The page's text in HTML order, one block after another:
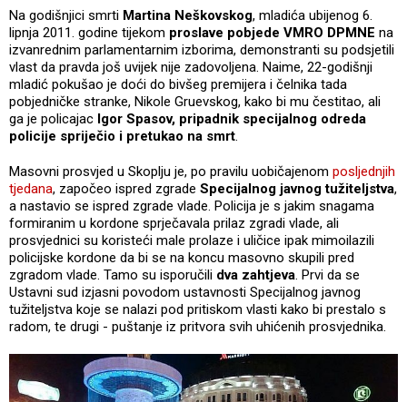
Na godišnjici smrti Martina Neškovskog, mladića ubijenog 6.
lipnja 2011. godine tijekom proslave pobjede VMRO DPMNE na
izvanrednim parlamentarnim izborima, demonstranti su podsjetili
vlast da pravda još uvijek nije zadovoljena. Naime, 22-godišnji
mladić pokušao je doći do bivšeg premijera i čelnika tada
pobjedničke stranke, Nikole Gruevskog, kako bi mu čestitao, ali
ga je policajac Igor Spasov, pripadnik specijalnog odreda
policije spriječio i pretukao na smrt.
Masovni prosvjed u Skoplju je, po pravilu uobičajenom posljednjih
tjedana, započeo ispred zgrade Specijalnog javnog tužiteljstva,
a nastavio se ispred zgrade vlade. Policija je s jakim snagama
formiranim u kordone sprječavala prilaz zgradi vlade, ali
prosvjednici su koristeći male prolaze i uličice ipak mimoilazili
policijske kordone da bi se na koncu masovno skupili pred
zgradom vlade. Tamo su isporučili dva zahtjeva. Prvi da se
Ustavni sud izjasni povodom ustavnosti Specijalnog javnog
tužiteljstva koje se nalazi pod pritiskom vlasti kako bi prestalo s
radom, te drugi - puštanje iz pritvora svih uhićenih prosvjednika.